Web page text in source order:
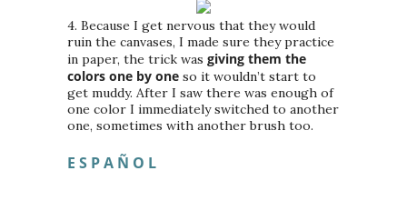
4. Because I get nervous that they would
ruin the canvases, I made sure they practice
in paper, the trick was giving them the
colors one by one so it wouldn’t start to
get muddy. After I saw there was enough of
one color I immediately switched to another
one, sometimes with another brush too.
E S P A Ñ O L